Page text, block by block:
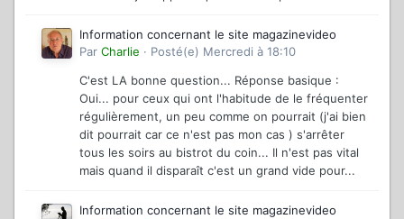
Information concernant le site magazinevideo
Par Charlie · Posté(e) Mercredi à 18:10
C'est LA bonne question... Réponse basique :
Oui... pour ceux qui ont l'habitude de le fréquenter
régulièrement, un peu comme on pourrait (j'ai bien
dit pourrait car ce n'est pas mon cas ) s'arrêter
tous les soirs au bistrot du coin... Il n'est pas vital
mais quand il disparaît c'est un grand vide pour...
Information concernant le site magazinevideo